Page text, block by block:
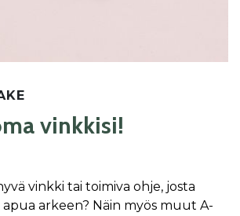
vink­ki­si!
vinkki tai toimiva ohje, josta
apua arkeen? Näin myös muut A-